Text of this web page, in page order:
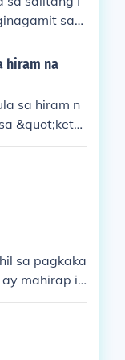
sa
sa orihinal n
at
hiram na
sa hiram n
&quot;ketc
ito ay karani
sa pagkaka
mahirap is
ang pag-u